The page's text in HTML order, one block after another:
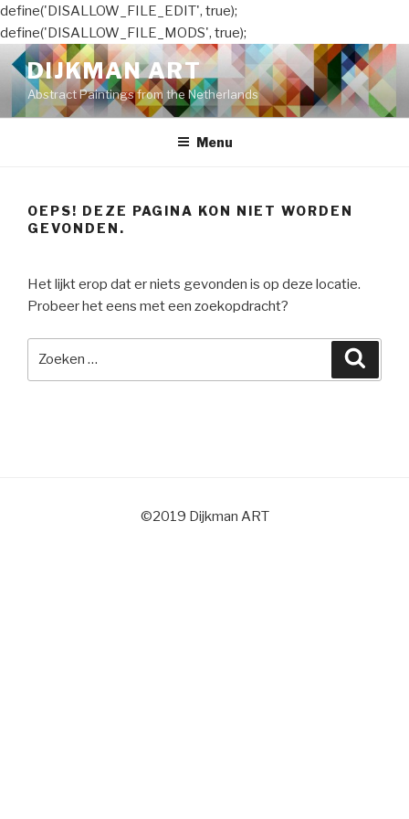
define('DISALLOW_FILE_EDIT', true);
define('DISALLOW_FILE_MODS', true);
Naar
de
inhoud
springen
DIJKMAN ART
Abstract Paintings from the Netherlands
Menu
OEPS! DEZE PAGINA KON NIET WORDEN
GEVONDEN.
Het lijkt erop dat er niets gevonden is op deze locatie.
Probeer het eens met een zoekopdracht?
©2019 Dijkman ART